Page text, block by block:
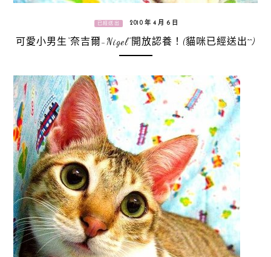
已經送出 2010 年 4 月 6 日
可愛小男生“奈吉爾-Nigel”開放認養！(貓咪已經送出^^)